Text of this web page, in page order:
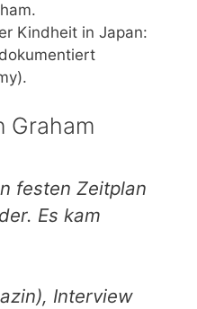
Kindheit in Japan:
Graham
festen Zeitplan
Es kam
Interview